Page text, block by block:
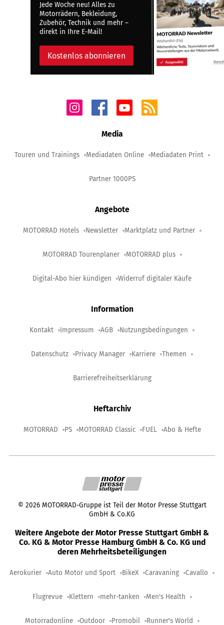
Jede Woche neu! Alles zu
Motorrädern, Bekleidung,
Zubehör, Technik und mehr –
direkt in Ihre E-Mail!
Kostenlos abonnieren
Media
Touren und Trainings Mediadaten Online Mediadaten Print
Partner 1000PS
Angebote
MOTORRAD Hotels Newsletter Marktplatz und Partner
MOTORRAD Tourenplaner MOTORRAD plus
Digital-Abo hier kündigen Widerruf digitaler Käufe
Information
Kontakt Impressum AGB Nutzungsbedingungen
Datenschutz Privacy Manager Karriere Themen
Barrierefreiheitserklärung
Heftarchiv
MOTORRAD PS MOTORRAD Classic FUEL Abo & Hefte
© 2026 MOTORRAD-Gruppe ist Teil der Motor Presse Stuttgart
GmbH & Co.KG
Weitere Angebote der Motor Presse Stuttgart GmbH &
Co. KG & Motor Presse Hamburg GmbH & Co. KG und
deren Mehrheitsbeteiligungen
Aerokurier Auto Motor und Sport BikeX Caravaning Cavallo
Flugrevue Klettern mehr-tanken Men's Health
Motorradonline Outdoor Promobil Runner's World